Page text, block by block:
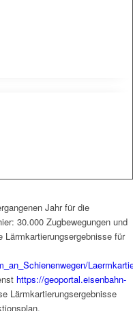
Jahr für die
30.000 Zugbewegungen und
Lärmkartierungsergebnisse für
https://geoportal.eisenbahn-
Lärmkartierungsergebnisse